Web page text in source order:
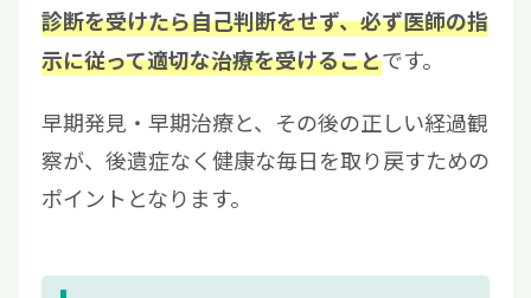
診断を受けたら自己判断をせず、必ず医師の指
示に従って適切な治療を受けることです。
早期発見・早期治療と、その後の正しい経過観
察が、後遺症なく健康な毎日を取り戻すための
ポイントとなります。